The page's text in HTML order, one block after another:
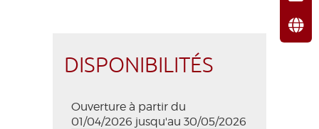
DISPONIBILITÉS
Ouverture à partir du
01/04/2026 jusqu'au 30/05/2026